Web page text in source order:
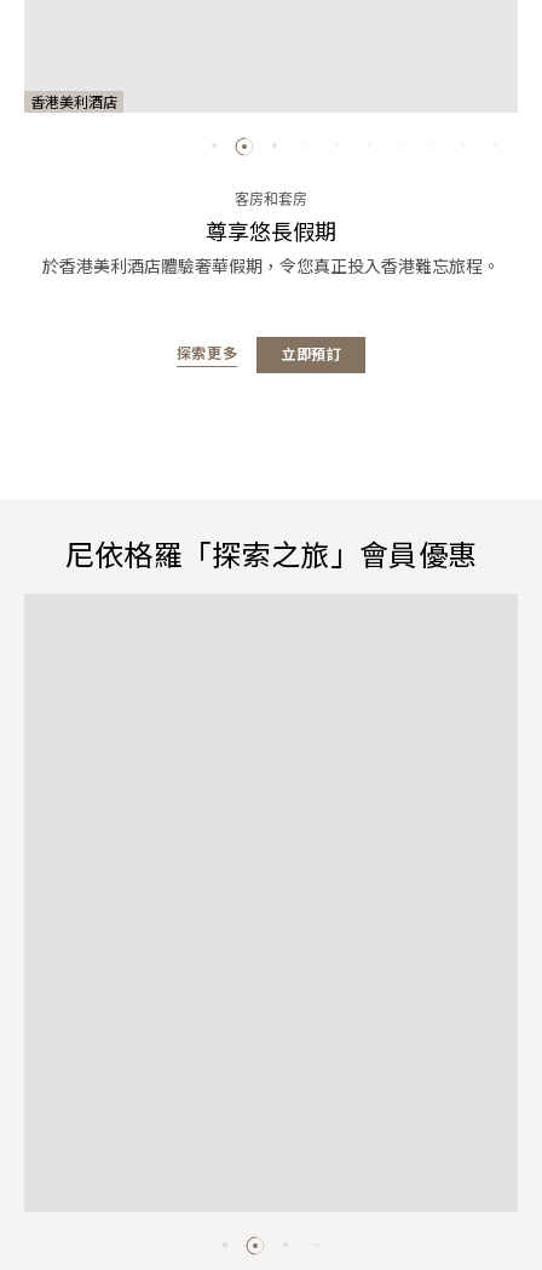
香港美利酒店
客房和套房
尊享悠長假期
於香港美利酒店體驗奢華假期，令您真正投入香港難忘旅程。
探索更多 立即預訂
尼依格羅「探索之旅」會員優惠